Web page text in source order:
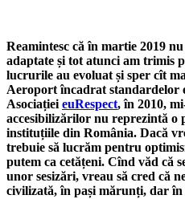
Reamintesc că în martie 2019
adaptate și tot atunci am trimis
lucrurile au evoluat și sper cît
Aeroport încadrat standardelor
AsociațieieuRespect, în 2010,
accesibilizărilor nu reprezintă
instituțiile din România. Dacă
trebuie să lucrăm pentru
putem ca cetățeni. Cînd văd că
unor sesizări, vreau să cred că
civilizată, în pași mărunți, dar